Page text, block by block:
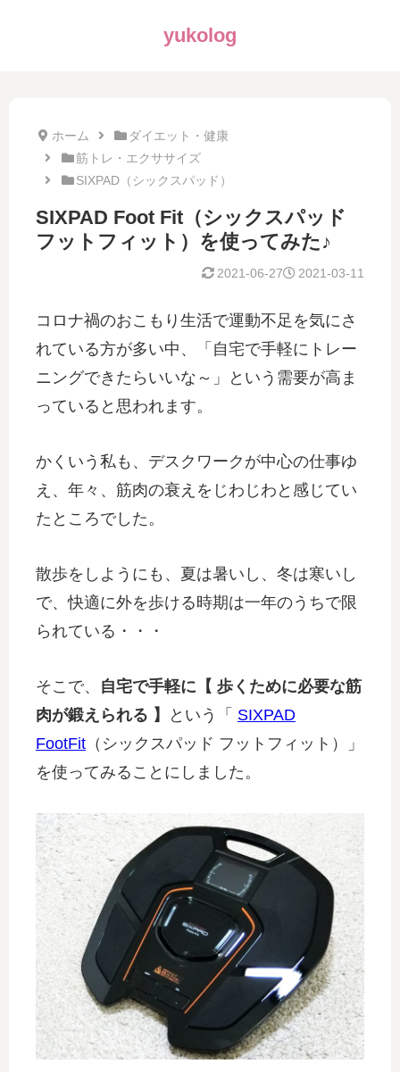
yukolog
ホーム
ダイエット・健康
筋トレ・エクササイズ
SIXPAD（シックスパッド）
SIXPAD Foot Fit（シックスパッド
フットフィット）を使ってみた♪
2021-03-11
2021-06-27
コロナ禍のおこもり生活で運動不足を気にさ
れている方が多い中、「自宅で手軽にトレー
ニングできたらいいな～」という需要が高ま
っていると思われます。
かくいう私も、デスクワークが中心の仕事ゆ
え、年々、筋肉の衰えをじわじわと感じてい
たところでした。
散歩をしようにも、夏は暑いし、冬は寒いし
で、快適に外を歩ける時期は一年のうちで限
られている・・・
そこで、 自宅で手軽に【 歩くために必要な筋
肉が鍛えられる 】
という「 SIXPAD
FootFit （シックスパッド フットフィット）」
を使ってみることにしました。